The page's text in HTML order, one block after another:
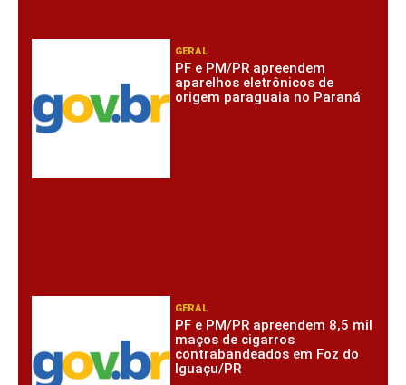
GERAL
PF e PM/PR apreendem
aparelhos eletrônicos de
origem paraguaia no Paraná
GERAL
PF e PM/PR apreendem 8,5 mil
maços de cigarros
contrabandeados em Foz do
Iguaçu/PR